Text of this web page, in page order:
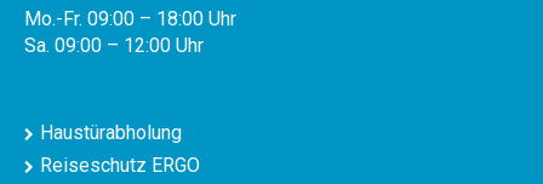
Mo.-Fr. 09:00 – 18:00 Uhr
Sa. 09:00 – 12:00 Uhr
Haustürabholung
Reiseschutz ERGO